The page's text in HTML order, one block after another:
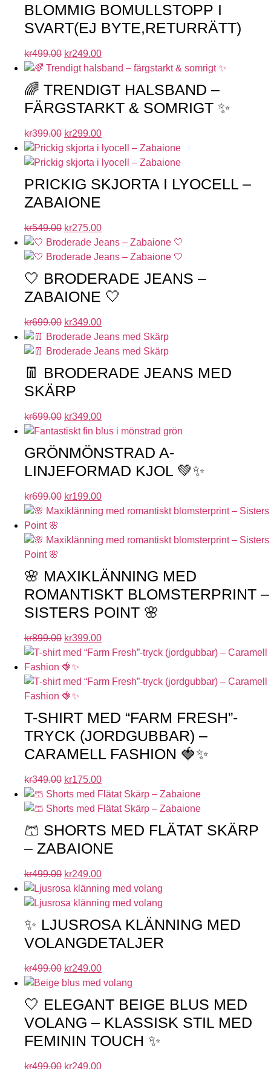
BLOMMIG BOMULLSTOPP I
SVART(EJ BYTE,RETURRÄTT)
kr499.00 kr249.00
🌈 TRENDIGT HALSBAND –
FÄRGSTARKT & SOMRIGT ✨
kr399.00 kr299.00
PRICKIG SKJORTA I LYOCELL –
ZABAIONE
kr549.00 kr275.00
🤍 BRODERADE JEANS –
ZABAIONE 🤍
kr699.00 kr349.00
👖 BRODERADE JEANS MED
SKÄRP
kr699.00 kr349.00
GRÖNMÖNSTRAD A-
LINJEFORMAD KJOL 💚✨
kr699.00 kr199.00
🌸 MAXIKLÄNNING MED
ROMANTISKT BLOMSTERPRINT –
SISTERS POINT 🌸
kr899.00 kr399.00
T-SHIRT MED “FARM FRESH”-
TRYCK (JORDGUBBAR) –
CARAMELL FASHION 🍓✨
kr349.00 kr175.00
🩳 SHORTS MED FLÄTAT SKÄRP
– ZABAIONE
kr499.00 kr249.00
✨ LJUSROSA KLÄNNING MED
VOLANGDETALJER
kr499.00 kr249.00
🤍 ELEGANT BEIGE BLUS MED
VOLANG – KLASSISK STIL MED
FEMININ TOUCH ✨
kr499.00 kr249.00